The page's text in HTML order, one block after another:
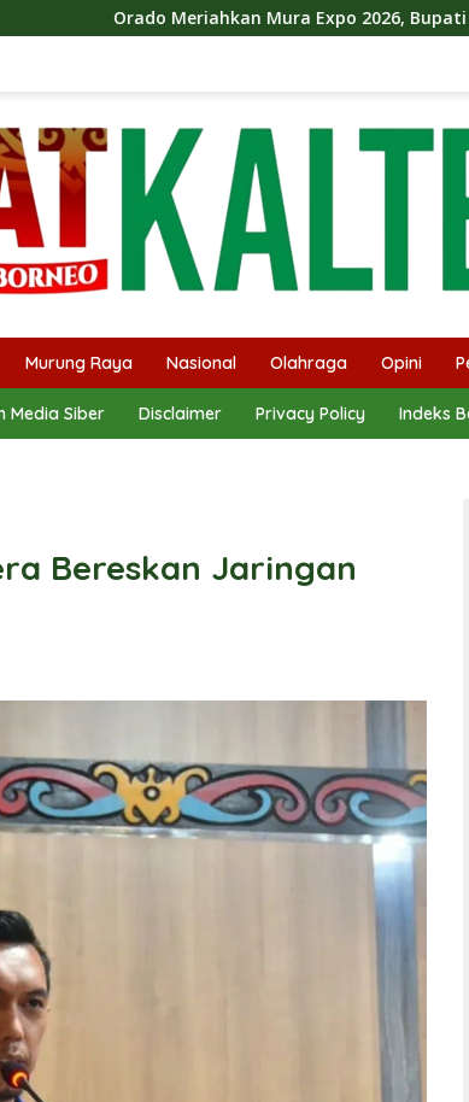
Meriahkan Mura Expo 2026, Bupati Heriyus Ikut
Murung Raya Nasional Olahraga Opini
Media Siber Disclaimer Privacy Policy Indeks
Bereskan Jaringan